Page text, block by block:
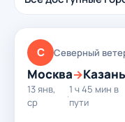
С Северный
Москва→Казань
13 янв,
ср
·
1 ч 45 мин в
пути